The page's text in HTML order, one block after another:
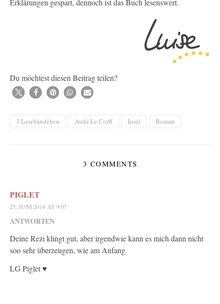
Erklärungen gespart, dennoch ist das Buch lesenswert.
Du möchtest diesen Beitrag teilen?
3 Lesebändchen Aude Le Corff Insel Roman
3 COMMENTS
PIGLET
25. JUNI 2014 AT 9:07
ANTWORTEN
Deine Rezi klingt gut, aber irgendwie kann es mich dann nicht
soo sehr überzeugen, wie am Anfang.
LG Piglet ♥